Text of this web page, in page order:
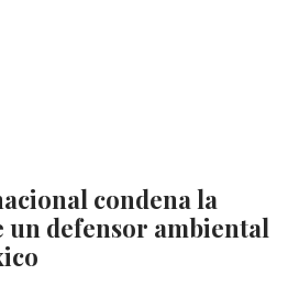
condena la
un defensor ambiental